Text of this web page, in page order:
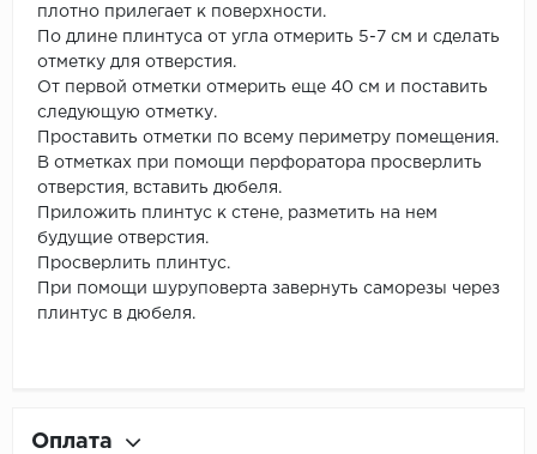
плотно прилегает к поверхности.
По длине плинтуса от угла отмерить 5-7 см и сделать
отметку для отверстия.
От первой отметки отмерить еще 40 см и поставить
следующую отметку.
Проставить отметки по всему периметру помещения.
В отметках при помощи перфоратора просверлить
отверстия, вставить дюбеля.
Приложить плинтус к стене, разметить на нем
будущие отверстия.
Просверлить плинтус.
При помощи шуруповерта завернуть саморезы через
плинтус в дюбеля.
Оплата